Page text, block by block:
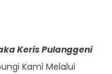
Keris Pulanggeni
Kami Melalui